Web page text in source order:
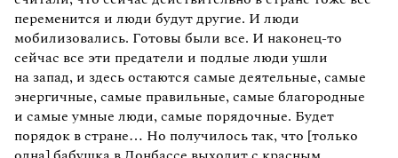
переменится и люди будут другие. И люди
мобилизовались. Готовы были все. И наконец-то
сейчас все эти предатели и подлые люди ушли
на запад, и здесь остаются самые деятельные, самые
энергичные, самые правильные, самые благородные
и самые умные люди, самые порядочные. Будет
порядок в стране… Но получилось так, что [только